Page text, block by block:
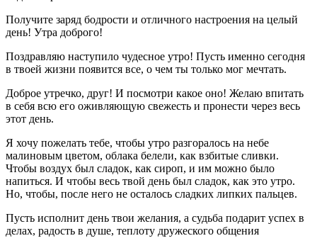
Получите заряд бодрости и отличного настроения на целый
день! Утра доброго!
Поздравляю наступило чудесное утро! Пусть именно сегодня
в твоей жизни появится все, о чем ты только мог мечтать.
Доброе утречко, друг! И посмотри какое оно! Желаю впитать
в себя всю его оживляющую свежесть и пронести через весь
этот день.
Я хочу пожелать тебе, чтобы утро разгоралось на небе
малиновым цветом, облака белели, как взбитые сливки.
Чтобы воздух был сладок, как сироп, и им можно было
напиться. И чтобы весь твой день был сладок, как это утро.
Но, чтобы, после него не осталось сладких липких пальцев.
Пусть исполнит день твои желания, а судьба подарит успех в
делах, радость в душе, теплоту дружеского общения